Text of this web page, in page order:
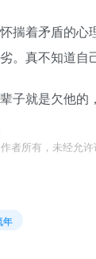
揣着矛盾的心
。真不知道自
子就是欠他的
者所有，未经允许
年